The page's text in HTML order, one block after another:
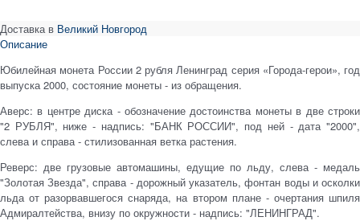
Доставка в Великий Новгород
Описание
Юбилейная монета России 2 рубля Ленинград серия «Города-герои», год
выпуска 2000, состояние монеты - из обращения.
Аверс: в центре диска - обозначение достоинства монеты в две строки
"2 РУБЛЯ", ниже - надпись: "БАНК РОССИИ", под ней - дата "2000",
слева и справа - стилизованная ветка растения.
Реверс: две грузовые автомашины, едущие по льду, слева - медаль
"Золотая Звезда", справа - дорожный указатель, фонтан воды и осколки
льда от разорвавшегося снаряда, на втором плане - очертания шпиля
Адмиралтейства, внизу по окружности - надпись: "ЛЕНИНГРАД".